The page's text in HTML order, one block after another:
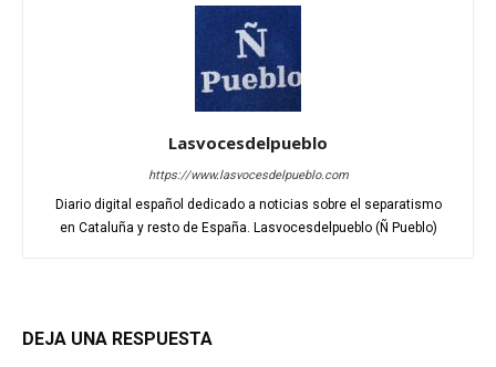
Lasvocesdelpueblo
https://www.lasvocesdelpueblo.com
Diario digital español dedicado a noticias sobre el separatismo
en Cataluña y resto de España. Lasvocesdelpueblo (Ñ Pueblo)
DEJA UNA RESPUESTA